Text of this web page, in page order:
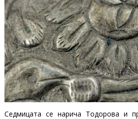
Седмицата се нарича Тодорова и